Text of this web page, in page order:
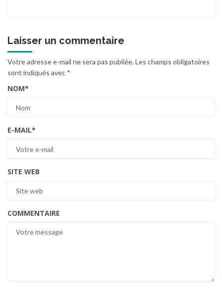
Laisser un commentaire
Votre adresse e-mail ne sera pas publiée.Les champs obligatoires
sont indiqués avec *
NOM*
E-MAIL*
SITE WEB
COMMENTAIRE